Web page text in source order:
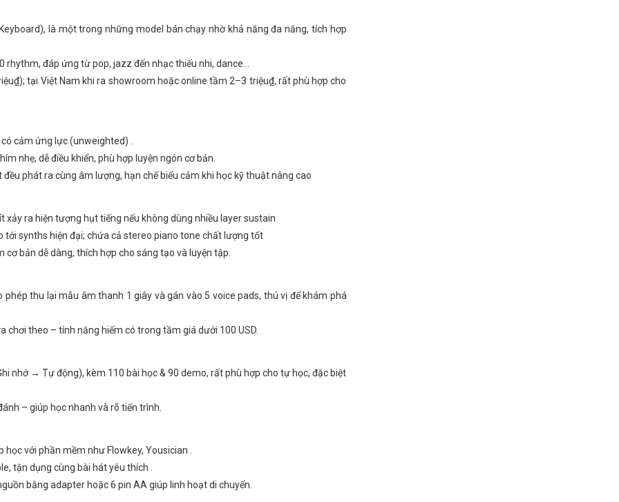
là một trong những model bán chạy nhờ khả năng đa năng, tích hợp
đáp ứng từ pop, jazz đến nhạc thiếu nhi, dance…
tại Việt Nam khi ra showroom hoặc online tầm 2–3 triệu₫, rất phù hợp cho
cảm ứng lực (unweighted) .
nhẹ, dễ điều khiển, phù hợp luyện ngón cơ bản.
phát ra cùng âm lượng, hạn chế biểu cảm khi học kỹ thuật nâng cao
xảy ra hiện tượng hụt tiếng nếu không dùng nhiều layer sustain
tới synths hiện đại; chứa cả stereo piano tone chất lượng tốt
bản dễ dàng, thích hợp cho sáng tạo và luyện tập.
phép thu lại mẫu âm thanh 1 giây và gán vào 5 voice pads, thú vị để khám phá
chơi theo – tính năng hiếm có trong tầm giá dưới 100 USD.
nhớ → Tự động), kèm 110 bài học & 90 demo, rất phù hợp cho tự học, đặc biệt
– giúp học nhanh và rõ tiến trình.
với phần mềm như Flowkey, Yousician .
tận dụng cùng bài hát yêu thích .
bằng adapter hoặc 6 pin AA giúp linh hoạt di chuyển.